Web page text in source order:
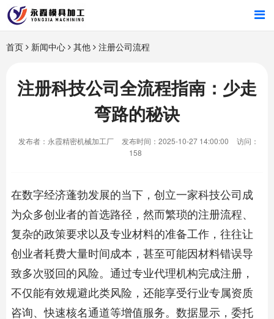
首页
产品中心
关于我们
首页 新闻中心 其他 注册公司流程
注册科技公司全流程指南：少走
弯路的秘诀
发布者：永霞精密机械加工厂 发布时间：2025-10-27 14:00:00
访问：
158
在数字经济蓬勃发展的当下，创立一家科技公司成
为众多创业者的首选路径，然而繁琐的注册流程、
复杂的政策要求以及专业材料的准备工作，往往让
创业者耗费大量时间成本，甚至可能因材料错误导
致多次驳回的风险。通过专业代理机构完成注册，
不仅能有效规避此类风险，还能享受行业专属资质
咨询、快速核名通道等增值服务。数据显示，委托